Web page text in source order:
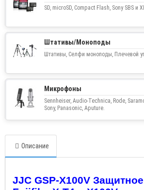
SD, microSD, Compact Flash, Sony SBS и
Штативы/Моноподы
Штативы, Селфи моноподы, Плечевой
Микрофоны
Sennheiser, Audio-Technica, Rode,
Sony, Panasonic, Aputure.
Описание
JJC GSP-X100V